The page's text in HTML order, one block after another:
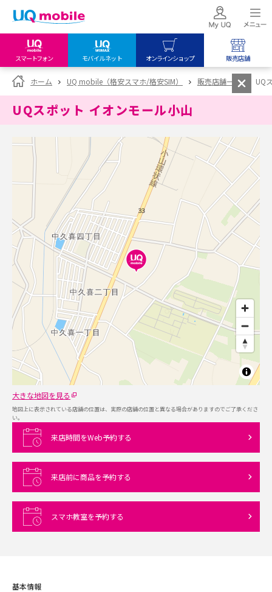
スマートフォン モバイルネット オンラインショップ 販売店舗
my UQ WiMAX
UQ WiMAX ご契約の方
My UQ mobile
UQ mobile
データチャージサイト
UQ mobile
オンラインショップ
UQ WiMAX
UQ mobile
販売店舗
UQ WiMAX
ホーム UQ mobile（格安スマホ/格安SIM） 販売店舗一覧 UQ
UQスポット イオンモール小山
大きな地図を見る
地図上に表示されている店舗の位置は、実際の店舗の位置と異なる場合がありますのでご了承くださ
い。
来店時間をWeb予約する
来店前に商品を予約する
スマホ教室を予約する
基本情報